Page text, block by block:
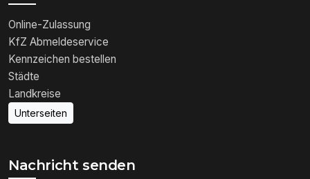
Online-Zulassung
KfZ Abmeldeservice
Kennzeichen bestellen
Städte
Landkreise
Unterseiten
Nachricht senden